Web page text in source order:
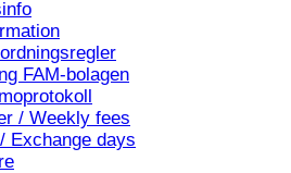
FAM-bolagen
/ Weekly fees
Exchange days